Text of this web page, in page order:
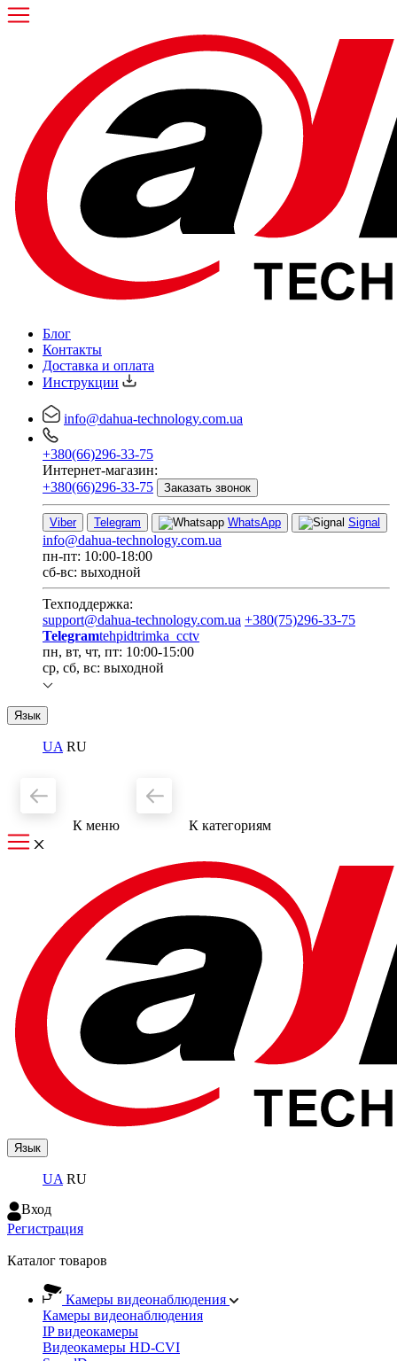
Блог
Контакты
Доставка и оплата
Инструкции
info@dahua-technology.com.ua
+380(66)296-33-75
Интернет-магазин:
+380(66)296-33-75
Заказать звонок
Viber Telegram WhatsApp Signal
info@dahua-technology.com.ua
пн-пт: 10:00-18:00
сб-вс: выходной
Техподдержка:
support@dahua-technology.com.ua +380(75)296-33-75
Telegramtehpidtrimka_cctv
пн, вт, чт, пт: 10:00-15:00
ср, сб, вс: выходной
Язык
UA RU
К меню К категориям
Язык
UA RU
Вход
Регистрация
Каталог товаров
Камеры видеонаблюдения
Камеры видеонаблюдения
IP видеокамеры
Видеокамеры HD-CVI